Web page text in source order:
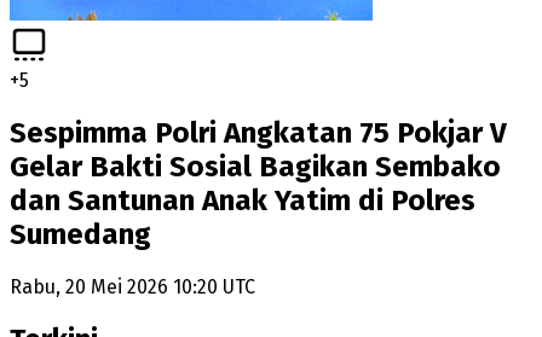
+5
Sespimma Polri Angkatan 75 Pokjar V
Gelar Bakti Sosial Bagikan Sembako
dan Santunan Anak Yatim di Polres
Sumedang
Rabu, 20 Mei 2026 10:20 UTC